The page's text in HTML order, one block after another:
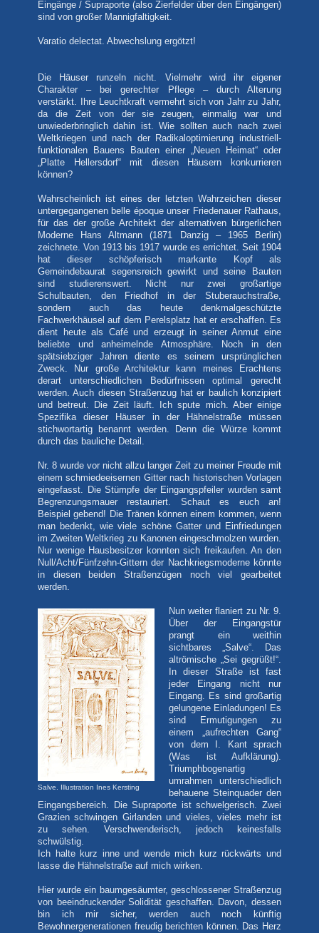
Eingänge / Supraporte (also Zierfelder über den Eingängen)
sind von großer Mannigfaltigkeit.
Varatio delectat. Abwechslung ergötzt!
Die Häuser runzeln nicht. Vielmehr wird ihr eigener
Charakter – bei gerechter Pflege – durch Alterung
verstärkt. Ihre Leuchtkraft vermehrt sich von Jahr zu Jahr,
da die Zeit von der sie zeugen, einmalig war und
unwiederbringlich dahin ist. Wie sollten auch nach zwei
Weltkriegen und nach der Radikaloptimierung industriell-
funktionalen Bauens Bauten einer „Neuen Heimat“ oder
„Platte Hellersdorf“ mit diesen Häusern konkurrieren
können?
Wahrscheinlich ist eines der letzten Wahrzeichen dieser
untergegangenen belle époque unser Friedenauer Rathaus,
für das der große Architekt der alternativen bürgerlichen
Moderne Hans Altmann (1871 Danzig – 1965 Berlin)
zeichnete. Von 1913 bis 1917 wurde es errichtet. Seit 1904
hat dieser schöpferisch markante Kopf als
Gemeindebaurat segensreich gewirkt und seine Bauten
sind studierenswert. Nicht nur zwei großartige
Schulbauten, den Friedhof in der Stuberauchstraße,
sondern auch das heute denkmalgeschützte
Fachwerkhäusel auf dem Perelsplatz hat er erschaffen. Es
dient heute als Café und erzeugt in seiner Anmut eine
beliebte und anheimelnde Atmosphäre. Noch in den
spätsiebziger Jahren diente es seinem ursprünglichen
Zweck. Nur große Architektur kann meines Erachtens
derart unterschiedlichen Bedürfnissen optimal gerecht
werden. Auch diesen Straßenzug hat er baulich konzipiert
und betreut. Die Zeit läuft. Ich spute mich. Aber einige
Spezifika dieser Häuser in der Hähnelstraße müssen
stichwortartig benannt werden. Denn die Würze kommt
durch das bauliche Detail.
Nr. 8 wurde vor nicht allzu langer Zeit zu meiner Freude mit
einem schmiedeeisernen Gitter nach historischen Vorlagen
eingefasst. Die Stümpfe der Eingangspfeiler wurden samt
Begrenzungsmauer restauriert. Schaut es euch an!
Beispiel gebend! Die Tränen können einem kommen, wenn
man bedenkt, wie viele schöne Gatter und Einfriedungen
im Zweiten Weltkrieg zu Kanonen eingeschmolzen wurden.
Nur wenige Hausbesitzer konnten sich freikaufen. An den
Null/Acht/Fünfzehn-Gittern der Nachkriegsmoderne könnte
in diesen beiden Straßenzügen noch viel gearbeitet
werden.
Salve. Illustration Ines Kersting
Nun weiter flaniert zu Nr. 9.
Über der Eingangstür
prangt ein weithin
sichtbares „Salve“. Das
altrömische „Sei gegrüßt!“.
In dieser Straße ist fast
jeder Eingang nicht nur
Eingang. Es sind großartig
gelungene Einladungen! Es
sind Ermutigungen zu
einem „aufrechten Gang“
von dem I. Kant sprach
(Was ist Aufklärung).
Triumphbogenartig
umrahmen unterschiedlich
behauene Steinquader den
Eingangsbereich. Die Supraporte ist schwelgerisch. Zwei
Grazien schwingen Girlanden und vieles, vieles mehr ist
zu sehen. Verschwenderisch, jedoch keinesfalls
schwülstig.
Ich halte kurz inne und wende mich kurz rückwärts und
lasse die Hähnelstraße auf mich wirken.
Hier wurde ein baumgesäumter, geschlossener Straßenzug
von beeindruckender Solidität geschaffen. Davon, dessen
bin ich mir sicher, werden auch noch künftig
Bewohnergenerationen freudig berichten können. Das Herz